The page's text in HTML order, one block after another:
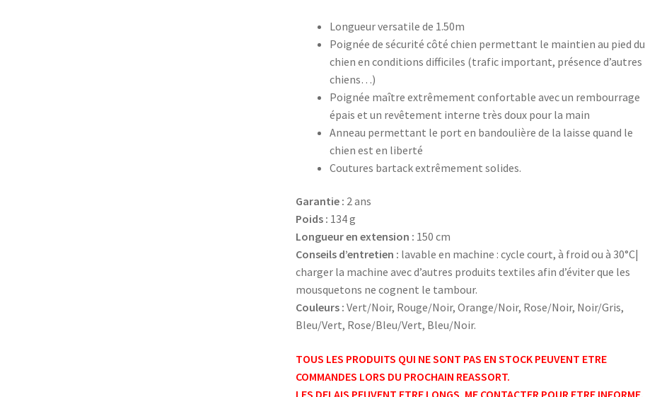
Longueur versatile de 1.50m
Poignée de sécurité côté chien permettant le maintien au pied du
chien en conditions difficiles (trafic important, présence d’autres
chiens…)
Poignée maître extrêmement confortable avec un rembourrage
épais et un revêtement interne très doux pour la main
Anneau permettant le port en bandoulière de la laisse quand le
chien est en liberté
Coutures bartack extrêmement solides.
Garantie : 2 ans
Poids : 134 g
Longueur en extension : 150 cm
Conseils d’entretien : lavable en machine : cycle court, à froid ou à 30°C|
charger la machine avec d’autres produits textiles afin d’éviter que les
mousquetons ne cognent le tambour.
Couleurs : Vert/Noir, Rouge/Noir, Orange/Noir, Rose/Noir, Noir/Gris,
Bleu/Vert, Rose/Bleu/Vert, Bleu/Noir.
TOUS LES PRODUITS QUI NE SONT PAS EN STOCK PEUVENT ETRE
COMMANDES LORS DU PROCHAIN REASSORT.
LES DELAIS PEUVENT ETRE LONGS. ME CONTACTER POUR ETRE INFORME.